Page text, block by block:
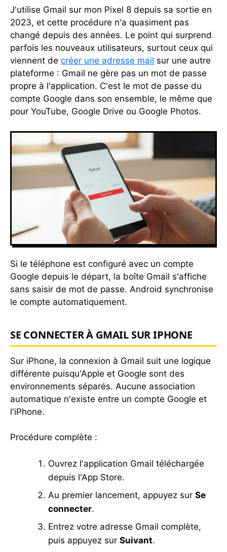
J'utilise Gmail sur mon Pixel 8 depuis sa sortie en
2023, et cette procédure n'a quasiment pas
changé depuis des années. Le point qui surprend
parfois les nouveaux utilisateurs, surtout ceux qui
viennent de créer une adresse mail sur une autre
plateforme : Gmail ne gère pas un mot de passe
propre à l'application. C'est le mot de passe du
compte Google dans son ensemble, le même que
pour YouTube, Google Drive ou Google Photos.
Si le téléphone est configuré avec un compte
Google depuis le départ, la boîte Gmail s'affiche
sans saisir de mot de passe. Android synchronise
le compte automatiquement.
SE CONNECTER À GMAIL SUR IPHONE
Sur iPhone, la connexion à Gmail suit une logique
différente puisqu'Apple et Google sont des
environnements séparés. Aucune association
automatique n'existe entre un compte Google et
l'iPhone.
Procédure complète :
Ouvrez l'application Gmail téléchargée
depuis l'App Store.
Au premier lancement, appuyez sur Se
connecter.
Entrez votre adresse Gmail complète,
puis appuyez sur Suivant.